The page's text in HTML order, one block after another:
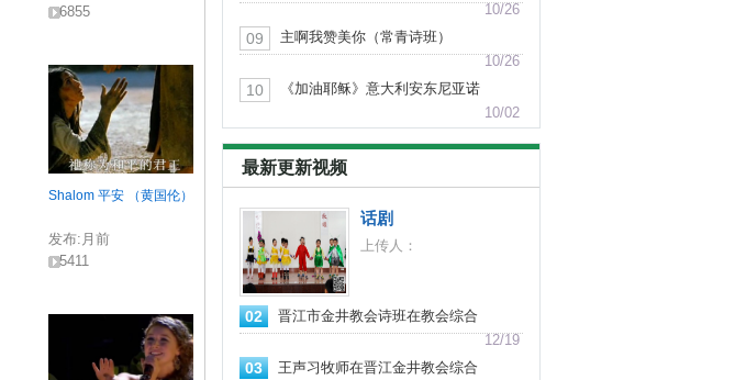
6855
Shalom 平安 （黄国伦）
发布: 月前
5411
10/26
09
主啊我赞美你（常青诗班）
10/26
10
《加油耶稣》意大利安东尼亚诺
10/02
最新更新视频
话剧
上传人：
02
晋江市金井教会诗班在教会综合
楼封顶感恩庆典上献唱
12/19
03
王声习牧师在晋江金井教会综合